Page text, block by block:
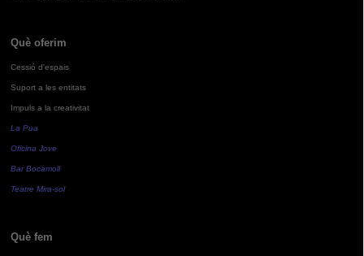
Què oferim
Cessió d'espais
Suport a les entitats
Impuls a la creativitat
La Pua
Oficina Jove
Bar Bocamoll
Teatre Mira-sol
Què fem